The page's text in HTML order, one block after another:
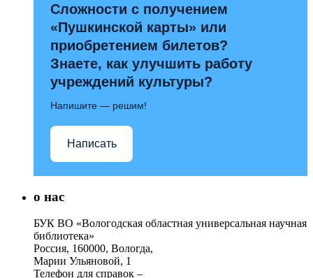
Сложности с получением
«Пушкинской карты» или
приобретением билетов?
Знаете, как улучшить работу
учреждений культуры?
Напишите — решим!
Написать
о нас
БУК ВО «Вологодская областная универсальная научная
библиотека»
Россия, 160000, Вологда,
Марии Ульяновой, 1
Телефон для справок –